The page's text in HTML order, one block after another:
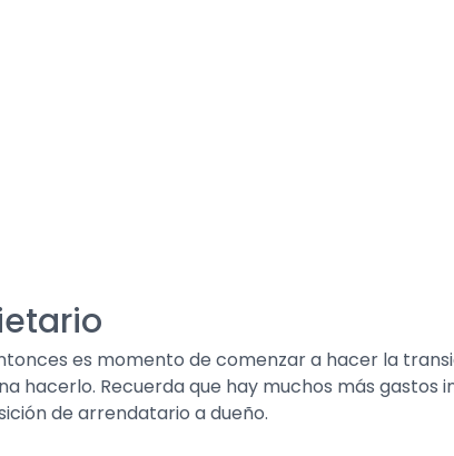
es momento de comenzar a hacer la
Recuerda que hay muchos más gastos
de arrendatario a dueño.